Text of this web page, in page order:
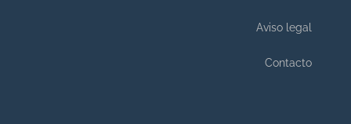
Aviso legal
Contacto